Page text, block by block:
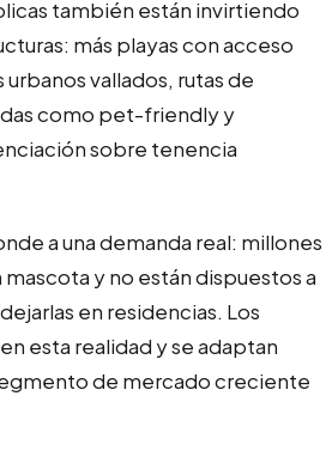
también están invirtiendo
más playas con acceso
vallados, rutas de
como pet-friendly y
sobre tenencia
a una demanda real: millones
y no están dispuestos a
en residencias. Los
esta realidad y se adaptan
de mercado creciente